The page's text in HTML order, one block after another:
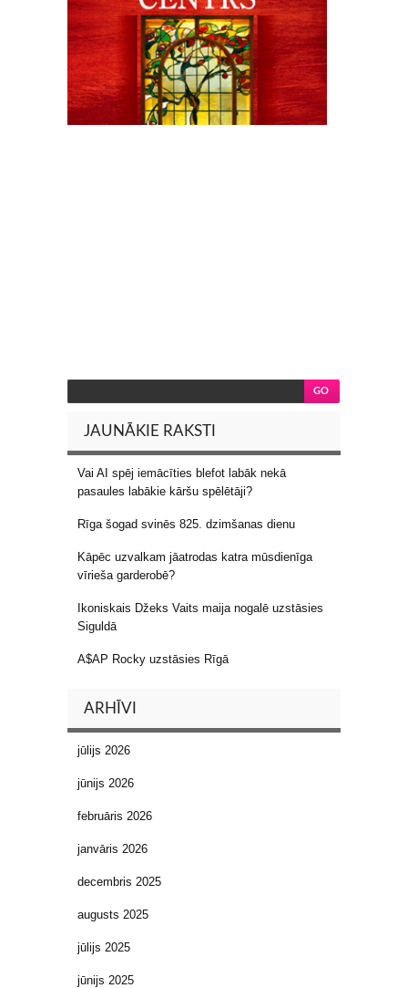
JAUNĀKIE RAKSTI
Vai AI spēj iemācīties blefot labāk nekā
pasaules labākie kāršu spēlētāji?
Rīga šogad svinēs 825. dzimšanas dienu
Kāpēc uzvalkam jāatrodas katra mūsdienīga
vīrieša garderobē?
Ikoniskais Džeks Vaits maija nogalē uzstāsies
Siguldā
A$AP Rocky uzstāsies Rīgā
ARHĪVI
jūlijs 2026
jūnijs 2026
februāris 2026
janvāris 2026
decembris 2025
augusts 2025
jūlijs 2025
jūnijs 2025